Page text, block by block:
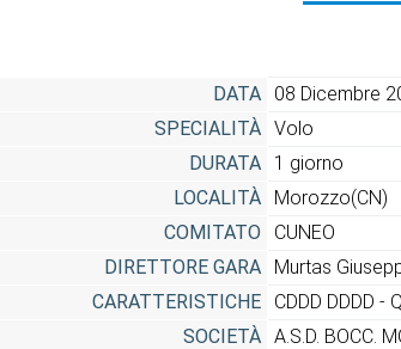
DATA
08 Dicembre
SPECIALITÀ Volo
DURATA
1 giorno
LOCALITÀ
Morozzo(CN)
COMITATO
CUNEO
DIRETTORE GARA
Murtas
CARATTERISTICHE
CDDD DDDD -
SOCIETÀ A.S.D. BOCC.